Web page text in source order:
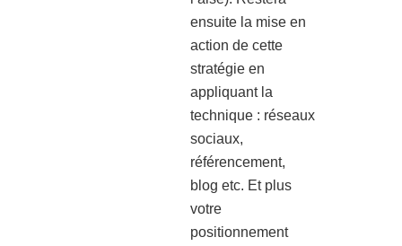
ensuite la mise en
action de cette
stratégie en
appliquant la
technique : réseaux
sociaux,
référencement,
blog etc. Et plus
votre
positionnement